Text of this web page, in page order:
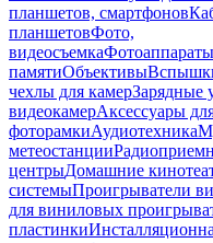
планшетов, смартфонов
планшетовФото,
видеосъемкаФотоаппараты
памятиОбъективы
чехлы для камерЗарядные
видеокамерАксессуары
фоторамкиАудиотехника
метеостанции
центрыДомашние
системыПроигрыватели
для виниловых
пластинки